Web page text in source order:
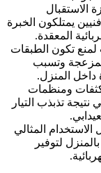
الاستقبال
يمتلكون الخبرة
المعقدة.
تكون الطبقات
المزعجة وتسبب
داخل المنزل.
ومنظمات
تذبذب التيار
المثالي
لتوفير